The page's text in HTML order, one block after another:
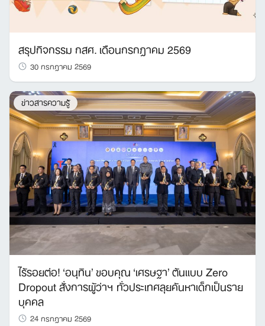
สรุปกิจกรรม กสศ. เดือนกรกฎาคม 2569
30 กรกฎาคม 2569
ข่าวสารความรู้
ไร้รอยต่อ! ‘อนุทิน’ ขอบคุณ ‘เศรษฐา’ ต้นแบบ Zero
Dropout สั่งการผู้ว่าฯ ทั่วประเทศลุยค้นหาเด็กเป็นราย
บุคคล
24 กรกฎาคม 2569